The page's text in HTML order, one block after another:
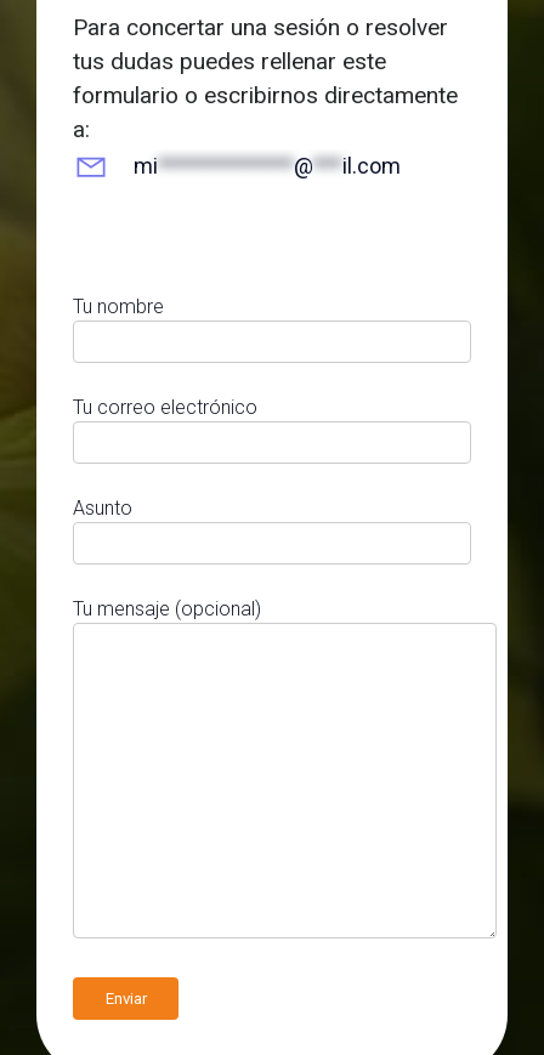
Para concertar una sesión o resolver
tus dudas puedes rellenar este
formulario o escribirnos directamente
a:
mi**************@***il.com
Tu nombre
Tu correo electrónico
Asunto
Tu mensaje (opcional)